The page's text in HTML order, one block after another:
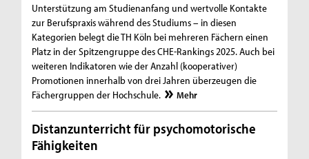
Unterstützung am Studienanfang und wertvolle Kontakte
zur Berufspraxis während des Studiums – in diesen
Kategorien belegt die TH Köln bei mehreren Fächern einen
Platz in der Spitzengruppe des CHE-Rankings 2025. Auch bei
weiteren Indikatoren wie der Anzahl (kooperativer)
Promotionen innerhalb von drei Jahren überzeugen die
Fächergruppen der Hochschule.
Mehr
Distanzunterricht für psychomotorische
Fähigkeiten